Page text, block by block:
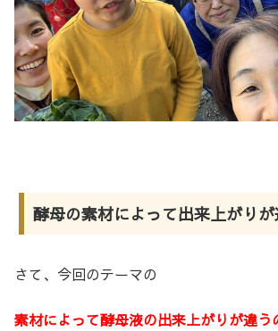
酵母の素材によって出来上がりが
さて、今回のテーマの
素材によって酵母液の出来上がりが違う